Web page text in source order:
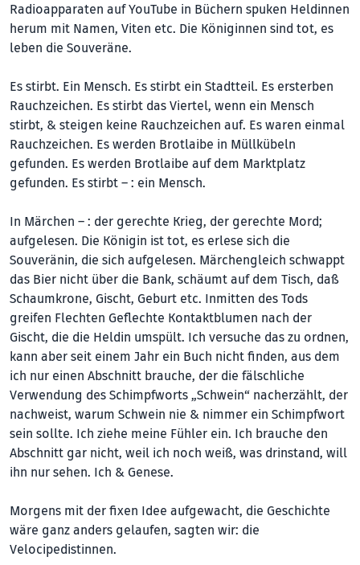
Radioapparaten auf You­Tube in Büchern spuken Heldinnen
herum mit Namen, Viten etc. Die Königinnen sind tot, es
leben die Souveräne.
Es stirbt. Ein Mensch. Es stirbt ein Stadtteil. Es ersterben
Rauchzeichen. Es stirbt das Viertel, wenn ein Mensch
stirbt, & steigen keine Rauchzeichen auf. Es waren einmal
Rauchzeichen. Es werden Brotlaibe in Müllkübeln
gefunden. Es werden Brotlaibe auf dem Marktplatz
gefunden. Es stirbt – : ein Mensch.
In Märchen – : der gerechte Krieg, der gerechte Mord;
aufgelesen. Die Königin ist tot, es erlese sich die
Souveränin, die sich aufgelesen. Märchengleich schwappt
das Bier nicht über die Bank, schäumt auf dem Tisch, daß
Schaumkrone, Gischt, Geburt etc. Inmitten des Tods
greifen Flechten Geflechte Kontaktblumen nach der
Gischt, die die Heldin umspült. Ich versuche das zu ordnen,
kann aber seit einem Jahr ein Buch nicht finden, aus dem
ich nur einen Abschnitt brauche, der die fälschliche
Verwendung des Schimpfworts „Schwein“ nacherzählt, der
nachweist, warum Schwein nie & nimmer ein Schimpfwort
sein sollte. Ich ziehe meine Fühler ein. Ich brauche den
Abschnitt gar nicht, weil ich noch weiß, was drinstand, will
ihn nur sehen. Ich & Genese.
Morgens mit der fixen Idee aufgewacht, die Geschichte
wäre ganz anders gelaufen, sagten wir: die
Velocipedistinnen.